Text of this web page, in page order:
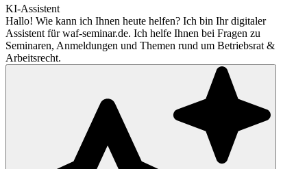
KI-Assistent
Hallo! Wie kann ich Ihnen heute helfen? Ich bin Ihr digitaler
Assistent für waf-seminar.de. Ich helfe Ihnen bei Fragen zu
Seminaren, Anmeldungen und Themen rund um Betriebsrat &
Arbeitsrecht.